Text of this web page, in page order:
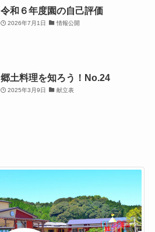
令和６年度園の自己評価
2026年7月1日 情報公開
郷土料理を知ろう！No.24
2025年3月9日 献立表